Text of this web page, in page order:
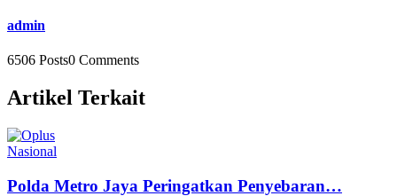
admin
6506 Posts0 Comments
Artikel Terkait
Nasional
Polda Metro Jaya Peringatkan Penyebaran…